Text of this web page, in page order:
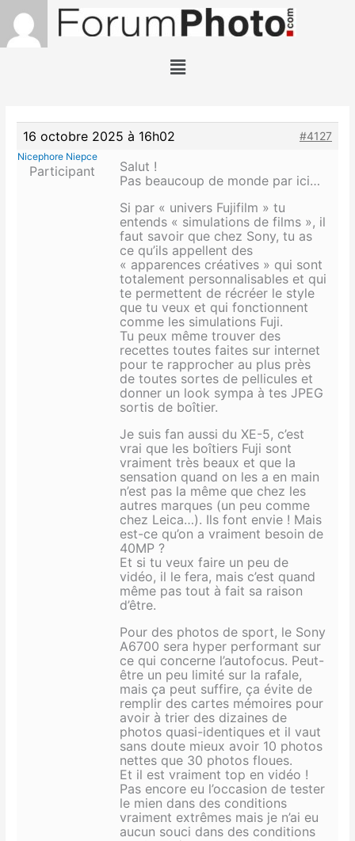
contenu
Menu
16 octobre 2025 à 16h02 #4127
Nicephore Niepce
Participant
Salut !
Pas beaucoup de monde par ici…
Si par « univers Fujifilm » tu
entends « simulations de films », il
faut savoir que chez Sony, tu as
ce qu’ils appellent des
« apparences créatives » qui sont
totalement personnalisables et qui
te permettent de récréer le style
que tu veux et qui fonctionnent
comme les simulations Fuji.
Tu peux même trouver des
recettes toutes faites sur internet
pour te rapprocher au plus près
de toutes sortes de pellicules et
donner un look sympa à tes JPEG
sortis de boîtier.
Je suis fan aussi du XE-5, c’est
vrai que les boîtiers Fuji sont
vraiment très beaux et que la
sensation quand on les a en main
n’est pas la même que chez les
autres marques (un peu comme
chez Leica…). Ils font envie ! Mais
est-ce qu’on a vraiment besoin de
40MP ?
Et si tu veux faire un peu de
vidéo, il le fera, mais c’est quand
même pas tout à fait sa raison
d’être.
Pour des photos de sport, le Sony
A6700 sera hyper performant sur
ce qui concerne l’autofocus. Peut-
être un peu limité sur la rafale,
mais ça peut suffire, ça évite de
remplir des cartes mémoires pour
avoir à trier des dizaines de
photos quasi-identiques et il vaut
sans doute mieux avoir 10 photos
nettes que 30 photos floues.
Et il est vraiment top en vidéo !
Pas encore eu l’occasion de tester
le mien dans des conditions
vraiment extrêmes mais je n’ai eu
aucun souci dans des conditions